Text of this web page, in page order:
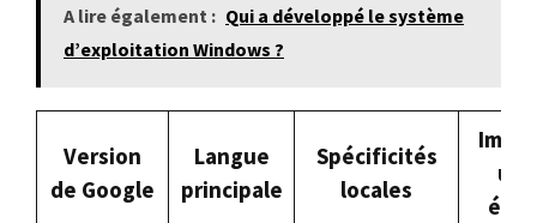
A lire également : Qui a développé le système
d’exploitation Windows ?
Version
de Google
Langue
principale
Spécificités
locales